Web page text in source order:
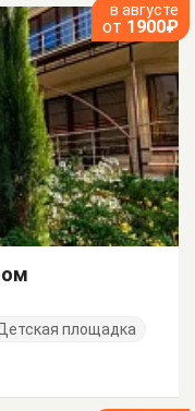
в августе
от 1900₽
площадка